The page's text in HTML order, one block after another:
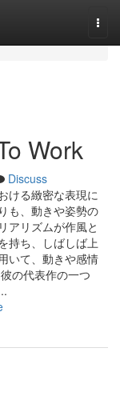
Work
Discuss
ける緻密な表現に
も、動きや姿勢の
アリズムが作風と
持ち、しばしば上
いて、動きや感情
の代表作の一つ